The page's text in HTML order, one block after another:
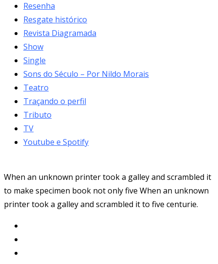
Resenha
Resgate histórico
Revista Diagramada
Show
Single
Sons do Século – Por Nildo Morais
Teatro
Traçando o perfil
Tributo
TV
Youtube e Spotify
When an unknown printer took a galley and scrambled it
to make specimen book not only five When an unknown
printer took a galley and scrambled it to five centurie.